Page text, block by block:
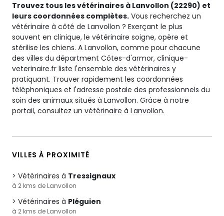
Trouvez tous les vétérinaires à Lanvollon (22290) et
leurs coordonnées complètes. Vous recherchez un
vétérinaire à côté de Lanvollon ? Exerçant le plus
souvent en clinique, le vétérinaire soigne, opère et
stérilise les chiens. A Lanvollon, comme pour chacune
des villes du départment Côtes-d'armor, clinique-
veterinaire.fr liste l'ensemble des vétérinaires y
pratiquant. Trouver rapidement les coordonnées
téléphoniques et l'adresse postale des professionnels du
soin des animaux situés à Lanvollon. Grâce à notre
portail, consultez un vétérinaire à Lanvollon.
VILLES À PROXIMITÉ
Vétérinaires à Tressignaux
à 2 kms de Lanvollon
Vétérinaires à Pléguien
à 2 kms de Lanvollon